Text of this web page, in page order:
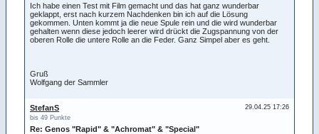
Ich habe einen Test mit Film gemacht und das hat ganz wunderbar
geklappt, erst nach kurzem Nachdenken bin ich auf die Lösung
gekommen. Unten kommt ja die neue Spule rein und die wird wunderbar
gehalten wenn diese jedoch leerer wird drückt die Zugspannung von der
oberen Rolle die untere Rolle an die Feder. Ganz Simpel aber es geht.
Gruß
Wolfgang der Sammler
29.04.25 17:26
StefanS
bis 49 Punkte
Re: Genos "Rapid" & "Achromat" & "Special"